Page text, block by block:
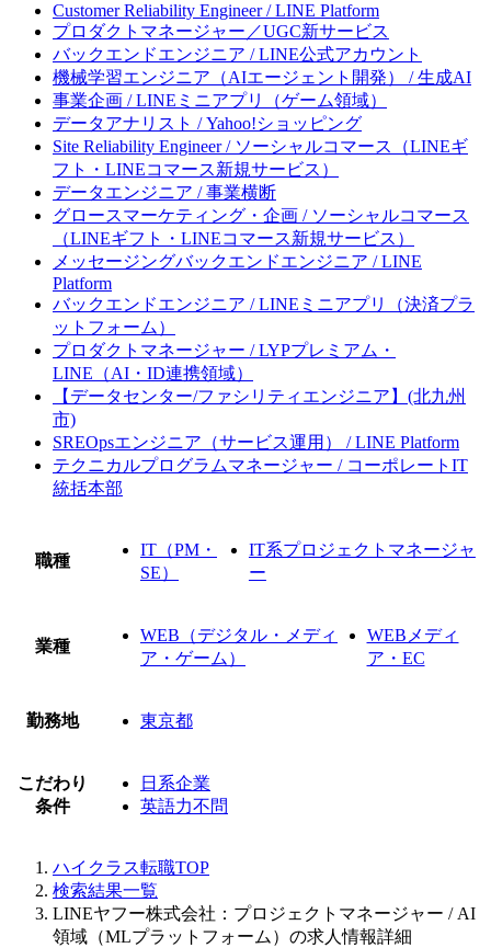
Customer Reliability Engineer / LINE Platform
プロダクトマネージャー／UGC新サービス
バックエンドエンジニア / LINE公式アカウント
機械学習エンジニア（AIエージェント開発） / 生成AI
事業企画 / LINEミニアプリ（ゲーム領域）
データアナリスト / Yahoo!ショッピング
Site Reliability Engineer / ソーシャルコマース（LINEギ
フト・LINEコマース新規サービス）
データエンジニア / 事業横断
グロースマーケティング・企画 / ソーシャルコマース
（LINEギフト・LINEコマース新規サービス）
メッセージングバックエンドエンジニア / LINE
Platform
バックエンドエンジニア / LINEミニアプリ（決済プラ
ットフォーム）
プロダクトマネージャー / LYPプレミアム・
LINE（AI・ID連携領域）
【データセンター/ファシリティエンジニア】(北九州
市)
SREOpsエンジニア（サービス運用） / LINE Platform
テクニカルプログラムマネージャー / コーポレートIT
統括本部
職種
IT（PM・
SE）
IT系プロジェクトマネージャ
ー
業種
WEB（デジタル・メディ
ア・ゲーム）
WEBメディ
ア・EC
勤務地 東京都
こだわり
条件
日系企業
英語力不問
ハイクラス転職TOP
検索結果一覧
LINEヤフー株式会社：プロジェクトマネージャー / AI
領域（MLプラットフォーム）の求人情報詳細